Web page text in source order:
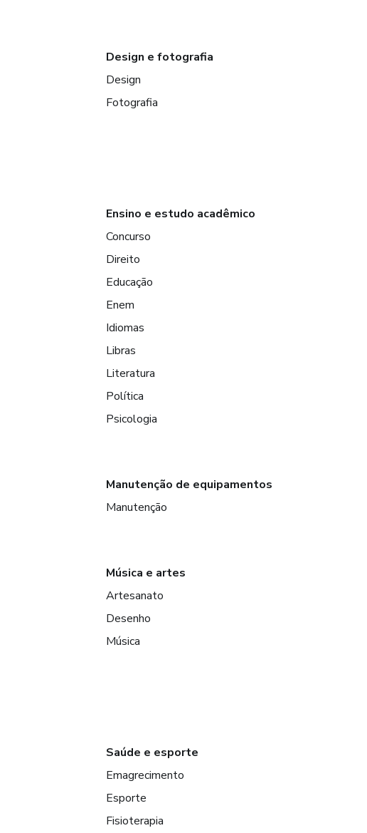
Design e fotografia
Design
Fotografia
Ensino e estudo acadêmico
Concurso
Direito
Educação
Enem
Idiomas
Libras
Literatura
Política
Psicologia
Manutenção de equipamentos
Manutenção
Música e artes
Artesanato
Desenho
Música
Saúde e esporte
Emagrecimento
Esporte
Fisioterapia